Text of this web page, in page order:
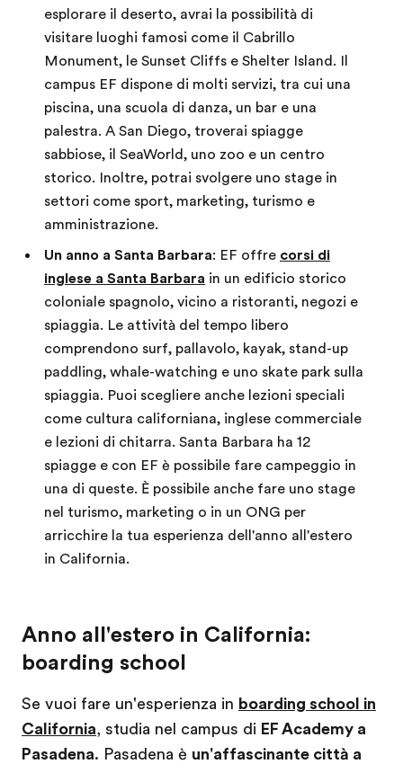
esplorare il deserto, avrai la possibilità di
visitare luoghi famosi come il Cabrillo
Monument, le Sunset Cliffs e Shelter Island. Il
campus EF dispone di molti servizi, tra cui una
piscina, una scuola di danza, un bar e una
palestra. A San Diego, troverai spiagge
sabbiose, il SeaWorld, uno zoo e un centro
storico. Inoltre, potrai svolgere uno stage in
settori come sport, marketing, turismo e
amministrazione.
Un anno a Santa Barbara: EF offre corsi di
inglese a Santa Barbara in un edificio storico
coloniale spagnolo, vicino a ristoranti, negozi e
spiaggia. Le attività del tempo libero
comprendono surf, pallavolo, kayak, stand-up
paddling, whale-watching e uno skate park sulla
spiaggia. Puoi scegliere anche lezioni speciali
come cultura californiana, inglese commerciale
e lezioni di chitarra. Santa Barbara ha 12
spiagge e con EF è possibile fare campeggio in
una di queste. È possibile anche fare uno stage
nel turismo, marketing o in un ONG per
arricchire la tua esperienza dell'anno all'estero
in California.
Anno all'estero in California:
boarding school
Se vuoi fare un'esperienza in boarding school in
California, studia nel campus di EF Academy a
Pasadena. Pasadena è un'affascinante città a